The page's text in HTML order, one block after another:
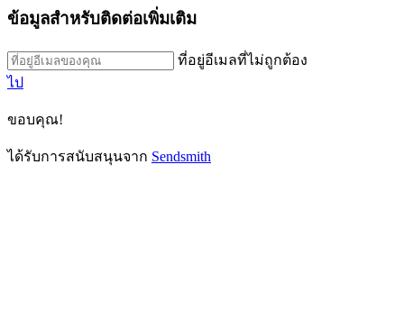
ข้อมูลสำหรับติดต่อเพิ่มเติม
ที่อยู่อีเมลที่ไม่ถูกต้อง
ไป
ขอบคุณ!
ได้รับการสนับสนุนจาก Sendsmith